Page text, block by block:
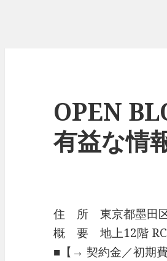
OPEN
有益な情
住 所 東京都墨田
概 要 地上12階
■【→ 契約金／初期